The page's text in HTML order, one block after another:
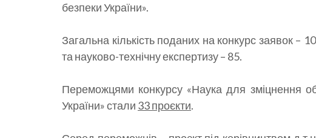
безпеки України».
Загальна кількість поданих на конкурс заявок –
та науково-технічну експертизу – 85.
Переможцями конкурсу «Наука для зміцнення
України» стали 33 проєкти.